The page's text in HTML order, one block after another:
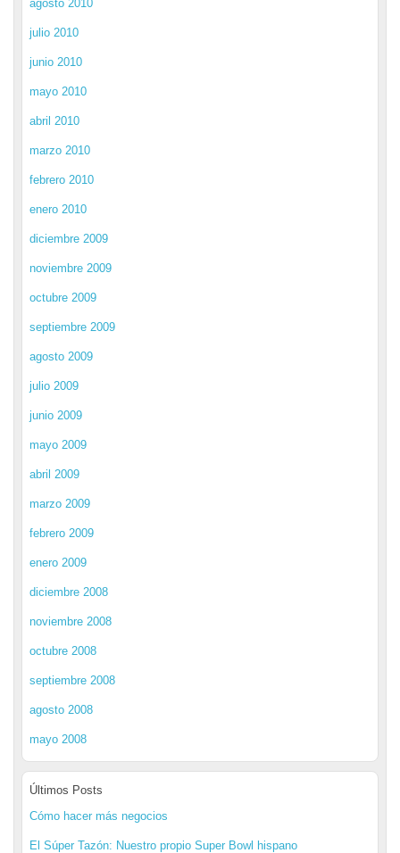
agosto 2010
julio 2010
junio 2010
mayo 2010
abril 2010
marzo 2010
febrero 2010
enero 2010
diciembre 2009
noviembre 2009
octubre 2009
septiembre 2009
agosto 2009
julio 2009
junio 2009
mayo 2009
abril 2009
marzo 2009
febrero 2009
enero 2009
diciembre 2008
noviembre 2008
octubre 2008
septiembre 2008
agosto 2008
mayo 2008
Últimos Posts
Cómo hacer más negocios
El Súper Tazón: Nuestro propio Super Bowl hispano